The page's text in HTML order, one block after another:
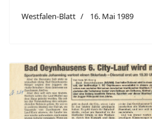
Westfalen-Blatt 16. Mai 1989